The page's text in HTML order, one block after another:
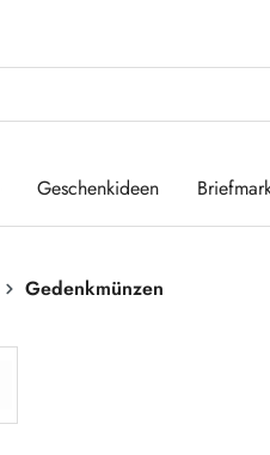
Geschenkideen
Gedenkmünzen